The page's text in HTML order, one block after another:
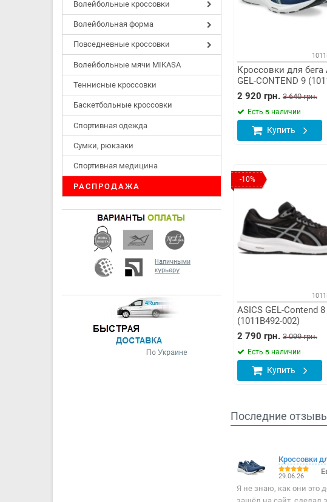
Волейбольные кроссовки
Волейбольная форма
Повседневные кроссовки
Волейбольные мячи MIKASA
Теннисные кроссовки
Баскетбольные кроссовки
Спортивная одежда
Сумки, рюкзаки
Спортивная медицина
РАСПРОДАЖА
Кроссовки для бега
GEL-CONTEND 9
407)
2 920 грн. 3 640 грн.
Есть в наличии
Купить
-10%
ASICS GEL-Contend 8
(1011B492-002)
2 790 грн. 3 099 грн.
Есть в наличии
Купить
Последние
29.06.26
Я не знаю, как они это